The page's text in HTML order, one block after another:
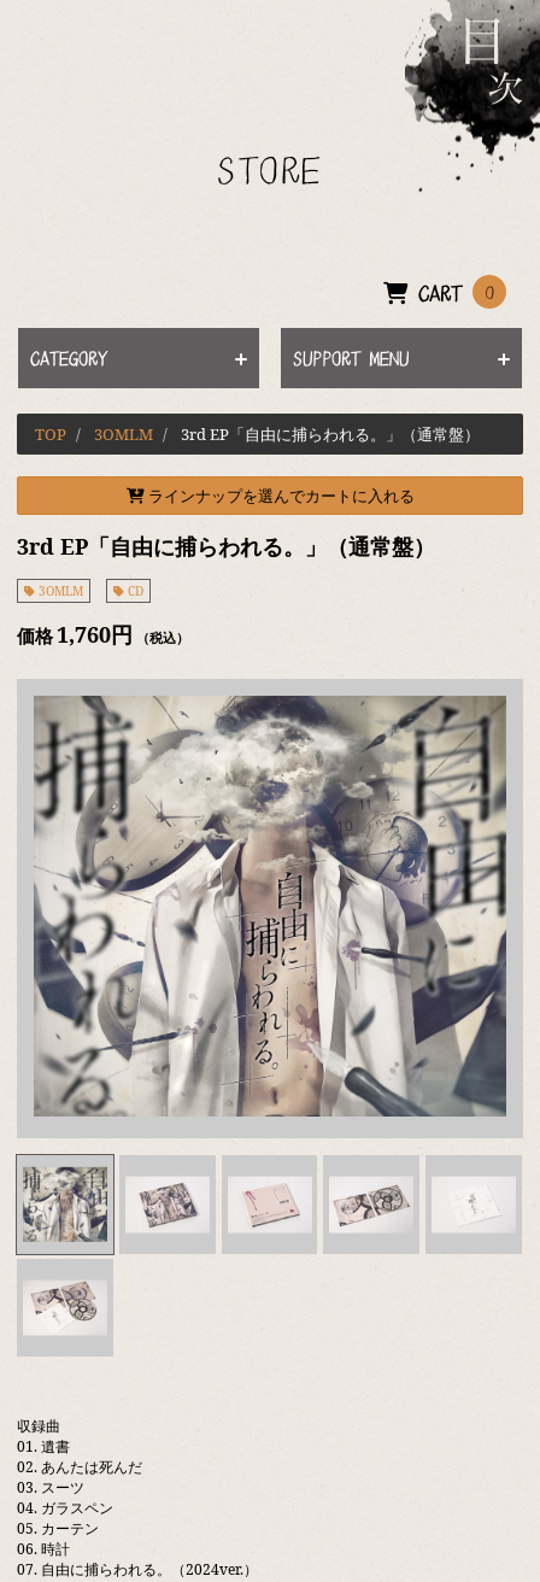
STORE
CART 0
CATEGORY SUPPORT MENU
TOP 3OMLM 3rd EP「自由に捕らわれる。」（通常盤）
ラインナップを選んでカートに入れる
3rd EP「自由に捕らわれる。」（通常盤）
3OMLM CD
価格1,760円 （税込）
収録曲
01. 遺書
02. あんたは死んだ
03. スーツ
04. ガラスペン
05. カーテン
06. 時計
07. 自由に捕らわれる。（2024ver.）